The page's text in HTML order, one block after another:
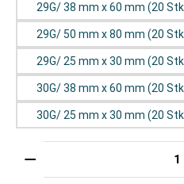
29G/ 38 mm x 60 mm (20
29G/ 50 mm x 80 mm (20
29G/ 25 mm x 30 mm (20
30G/ 38 mm x 60 mm (20
30G/ 25 mm x 30 mm (20
Produkt Anzahl: Gib